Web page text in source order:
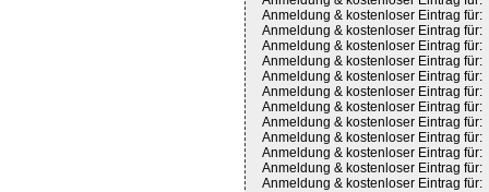
Anmeldung & kostenloser Eintrag für:
Anmeldung & kostenloser Eintrag für:
Anmeldung & kostenloser Eintrag für:
Anmeldung & kostenloser Eintrag für:
Anmeldung & kostenloser Eintrag für:
Anmeldung & kostenloser Eintrag für:
Anmeldung & kostenloser Eintrag für:
Anmeldung & kostenloser Eintrag für:
Anmeldung & kostenloser Eintrag für:
Anmeldung & kostenloser Eintrag für:
Anmeldung & kostenloser Eintrag für:
Anmeldung & kostenloser Eintrag für: